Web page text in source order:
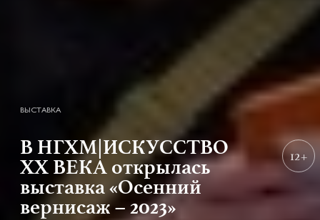
ВЫСТАВКА
В НГХМ|ИСКУССТВО
XX ВЕКА открылась
выставка «Осенний
вернисаж – 2023»
12+